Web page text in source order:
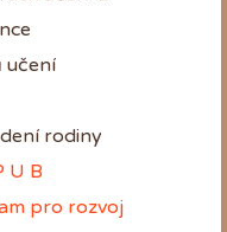
učení
rodiny
U B
pro rozvoj